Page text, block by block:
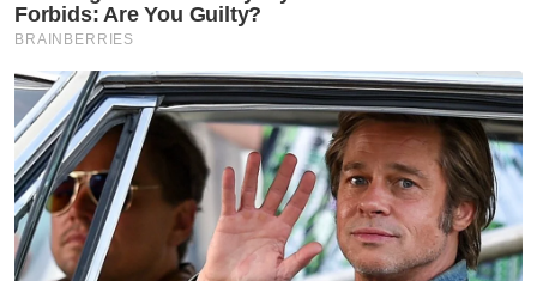
GLOBAL
sehingga AS penuhi tuntutan
Teheran
GLOBAL
Lebih 28,000 hektar hutan
terbakar di Kalimantan Barat
GLOBAL